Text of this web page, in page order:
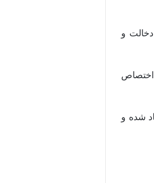
و
اختصاص
شده و